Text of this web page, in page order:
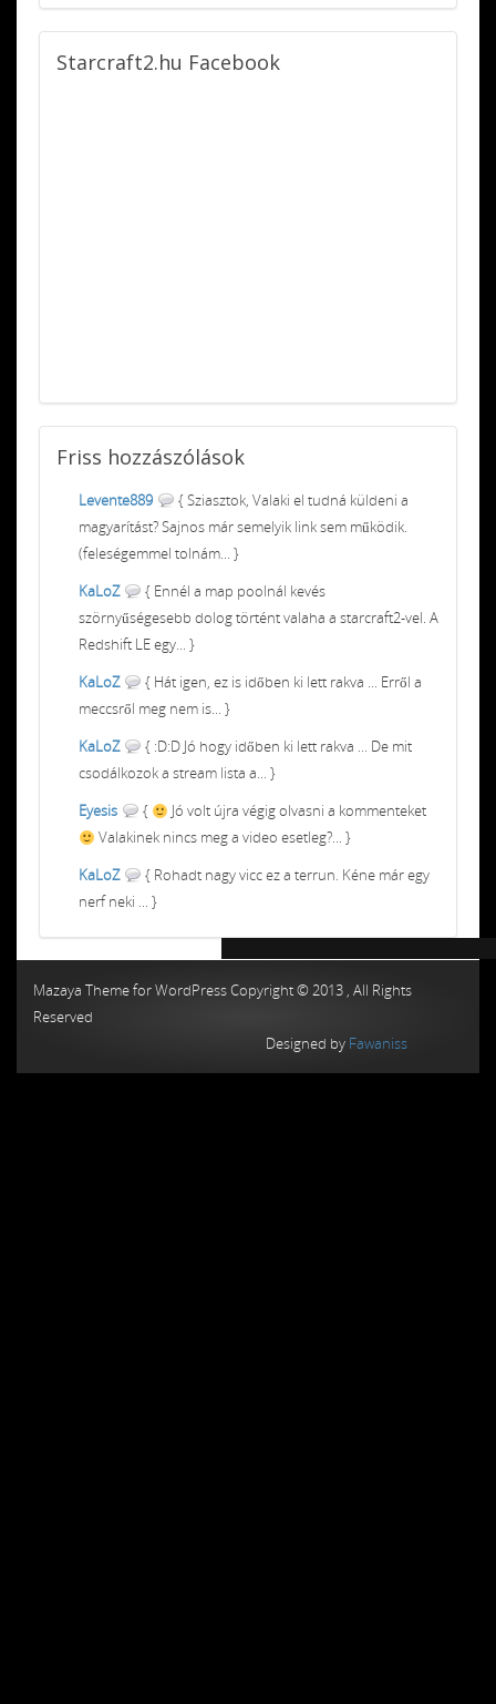
Starcraft2.hu Facebook
Friss hozzászólások
Levente889
{ Sziasztok, Valaki el tudná küldeni a
magyarítást? Sajnos már semelyik link sem működik.
(feleségemmel tolnám... }
KaLoZ
{ Ennél a map poolnál kevés
szörnyűségesebb dolog történt valaha a starcraft2-vel. A
Redshift LE egy... }
KaLoZ
{ Hát igen, ez is időben ki lett rakva ... Erről a
meccsről meg nem is... }
KaLoZ
{ :D:D Jó hogy időben ki lett rakva ... De mit
csodálkozok a stream lista a... }
Eyesis
{
Jó volt újra végig olvasni a kommenteket
Valakinek nincs meg a video esetleg?... }
KaLoZ
{ Rohadt nagy vicc ez a terrun. Kéne már egy
nerf neki ... }
Mazaya Theme for WordPress Copyright © 2013 , All Rights
Reserved
Designed by Fawaniss